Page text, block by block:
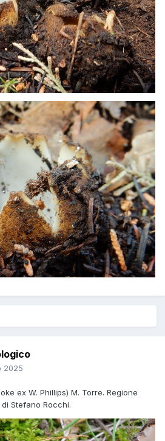
2025
ex W. Phillips) M. Torre. Regione
Stefano Rocchi.